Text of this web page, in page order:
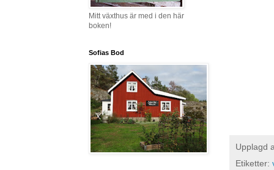
Upplagd
Etiketter:
Mitt växthus är med i den här
boken!
Sofias Bod